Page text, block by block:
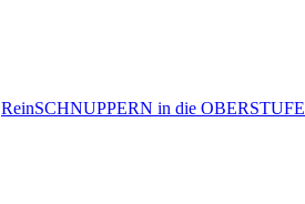
ReinSCHNUPPERN in die OBERSTUFE